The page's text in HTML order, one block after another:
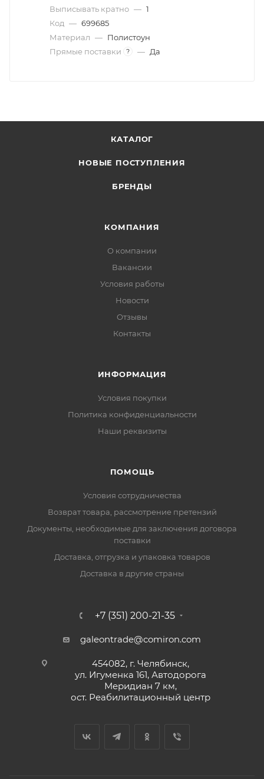
Выписывать кратно — 1
Код — 699685
Материал — Полистоун
Прямые поставки
? — Да
КАТАЛОГ
НОВЫЕ ПОСТУПЛЕНИЯ
БРЕНДЫ
КОМПАНИЯ
О компании
Вакансии
Условия работы
Новости
Отзывы
Контакты
ИНФОРМАЦИЯ
Условия покупки
Политика конфиденциальности
Наши реквизиты
ПОМОЩЬ
Условия сотрудничества
Возврат товара, рассмотрение претензий
Документы, необходимые для заключения договора
поставки
Доставка, отгрузка и упаковка товаров
Доставка в другие страны
+7 (351) 200-21-35
galeontrade@comiron.com
454082, г. Челябинск,
ул. Игуменка 161, Автодорога
Меридиан 7 км,
ост. Реабилитационный центр